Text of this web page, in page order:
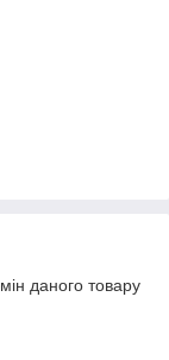
даного товару